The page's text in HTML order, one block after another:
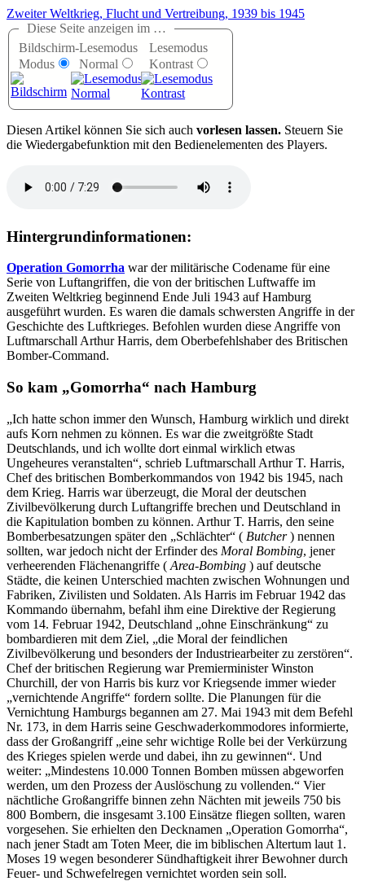
Zweiter Weltkrieg, Flucht und Vertreibung, 1939 bis 1945
Diese Seite anzeigen im …
Bildschirm-
Modus
Lesemodus
Normal
Lesemodus
Kontrast
Diesen Artikel können Sie sich auch vorlesen lassen. Steuern Sie
die Wiedergabefunktion mit den Bedienelementen des Players.
Hintergrundinformationen:
Operation Gomorrha war der militärische Codename für eine
Serie von Luftangriffen, die von der britischen Luftwaffe im
Zweiten Weltkrieg beginnend Ende Juli 1943 auf Hamburg
ausgeführt wurden. Es waren die damals schwersten Angriffe in der
Geschichte des Luftkrieges. Befohlen wurden diese Angriffe von
Luftmarschall Arthur Harris, dem Oberbefehlshaber des Britischen
Bomber-Command.
So kam Gomorrha nach Hamburg
Ich hatte schon immer den Wunsch, Hamburg wirklich und direkt
aufs Korn nehmen zu können. Es war die zweitgrößte Stadt
Deutschlands, und ich wollte dort einmal wirklich etwas
Ungeheures veranstalten , schrieb Luftmarschall Arthur T. Harris,
Chef des britischen Bomberkommandos von 1942 bis 1945, nach
dem Krieg. Harris war überzeugt, die Moral der deutschen
Zivilbevölkerung durch Luftangriffe brechen und Deutschland in
die Kapitulation bomben zu können. Arthur T. Harris, den seine
Bomberbesatzungen später den
Schlächter ( Butcher) nennen
sollten, war jedoch nicht der Erfinder des Moral Bombing, jener
verheerenden Flächenangriffe ( Area-Bombing ) auf deutsche
Städte, die keinen Unterschied machten zwischen Wohnungen und
Fabriken, Zivilisten und Soldaten. Als Harris im Februar 1942 das
Kommando übernahm, befahl ihm eine Direktive der Regierung
vom 14. Februar 1942, Deutschland
ohne Einschränkung
zu
bombardieren mit dem Ziel,
die Moral der feindlichen
Zivilbevölkerung und besonders der Industriearbeiter zu zerstören .
Chef der britischen Regierung war Premierminister Winston
Churchill, der von Harris bis kurz vor Kriegsende immer wieder
vernichtende Angriffe
fordern sollte. Die Planungen für die
Vernichtung Hamburgs begannen am 27. Mai 1943 mit dem Befehl
Nr. 173, in dem Harris seine Geschwaderkommodores informierte,
dass der Großangriff eine sehr wichtige Rolle bei der Verkürzung
des Krieges spielen werde und dabei, ihn zu gewinnen . Und
weiter:
Mindestens 10.000 Tonnen Bomben müssen abgeworfen
werden, um den Prozess der Auslöschung zu vollenden.
Vier
nächtliche Großangriffe binnen zehn Nächten mit jeweils 750 bis
800 Bombern, die insgesamt 3.100 Einsätze fliegen sollten, waren
vorgesehen. Sie erhielten den Decknamen
Operation Gomorrha ,
nach jener Stadt am Toten Meer, die im biblischen Altertum laut 1.
Moses 19 wegen besonderer Sündhaftigkeit ihrer Bewohner durch
Feuer- und Schwefelregen vernichtet worden sein soll.